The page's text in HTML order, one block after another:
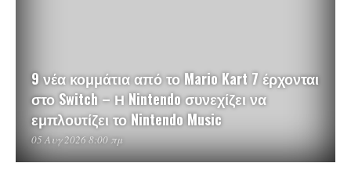
9 νέα κομμάτια από το Mario Kart 7 έρχονται
στο Switch – Η Nintendo συνεχίζει να
εμπλουτίζει το Nintendo Music
05 Αυγ 2026 8:00 πμ